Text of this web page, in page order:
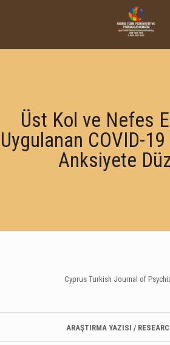
Üst Kol ve Nefes
Uygulanan COVID-
Anksiyete
Cyprus Turkish Journal of
ARAŞTIRMA YAZISI /